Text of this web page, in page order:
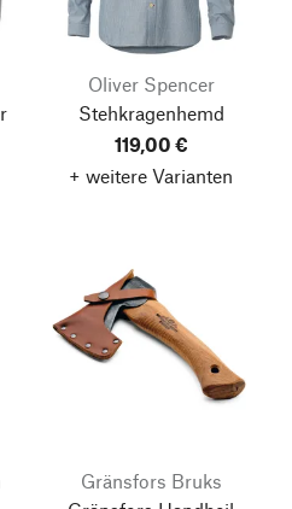
Oliver Spencer
Stehkragenhemd
119,00 €
+ weitere Varianten
Gränsfors Bruks